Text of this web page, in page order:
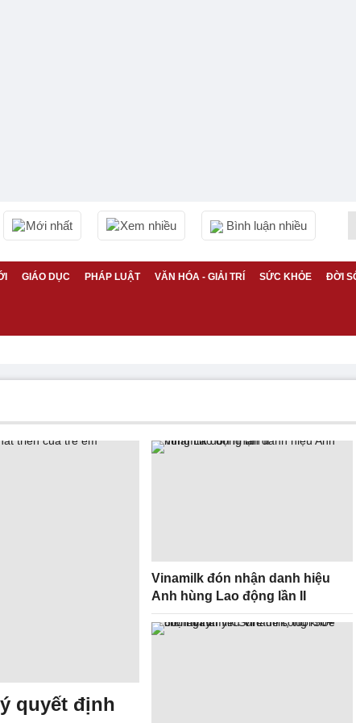
Mới nhất Xem nhiều Bình luận nhiều
GIÁO DỤC PHÁP LUẬT VĂN HÓA - GIẢI TRÍ SỨC KHỎE ĐỜI
quyết định
Vinamilk đón nhận danh hiệu
Anh hùng Lao động lần II